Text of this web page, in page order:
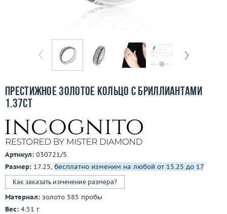
Бесплатная доставка
О компании
Контакты
3D-тур по шоуруму
Престижное золотое кольцо с бриллиантами
1.37ct
Артикул: 030721/5
Размер: 17.25, бесплатно изменим на любой от 15.25 до 17
Как заказать изменение размера?
Материал: золото 585 пробы
Вес: 4.51 г